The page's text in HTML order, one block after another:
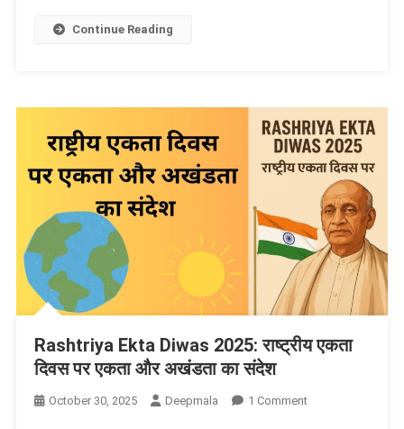
जन्मस्थान
और
प्रेरणादायक
जीवन
Continue Reading
Rashtriya Ekta Diwas 2025: राष्ट्रीय एकता
दिवस पर एकता और अखंडता का संदेश
October 30, 2025 Deepmala 1 CommentOn